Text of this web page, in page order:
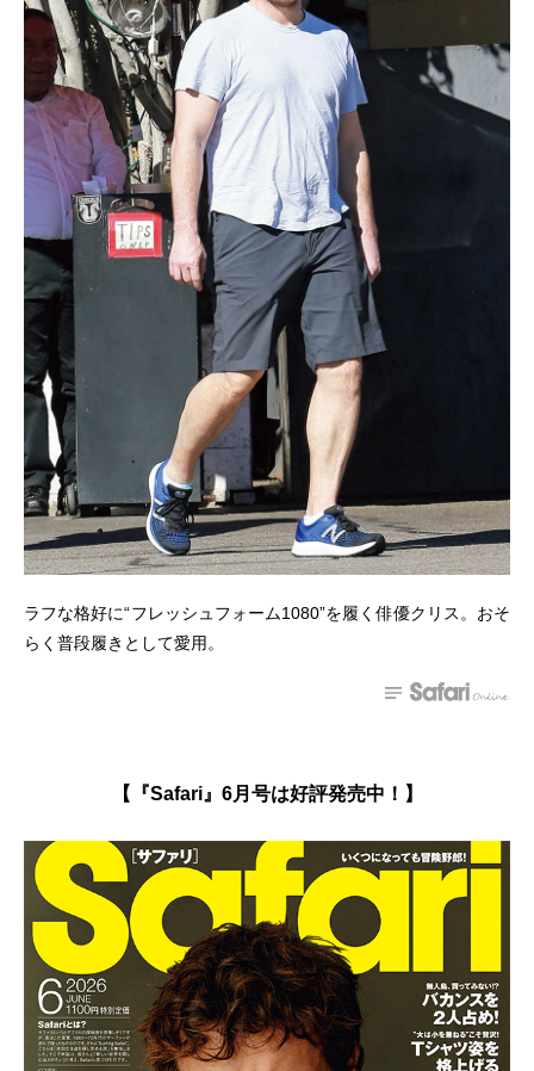
ラフな格好に“フレッシュフォーム1080”を履く俳優クリス。おそ
らく普段履きとして愛用。
【『Safari』6月号は好評発売中！】